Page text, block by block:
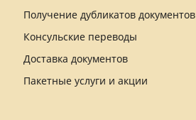
Получение дубликатов документов
Консульские переводы
Доставка документов
Пакетные услуги и акции